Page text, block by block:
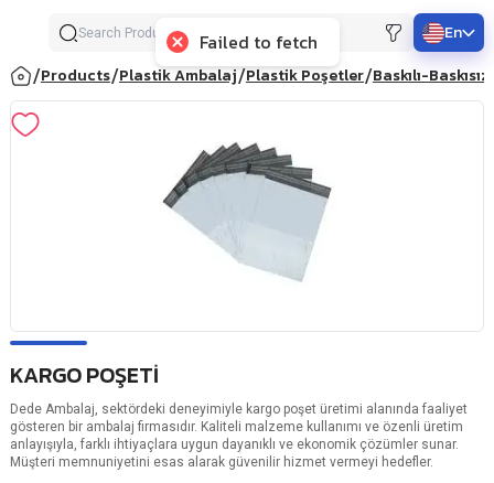
En
/Products/Plastik Ambalaj/Plastik Poşetler/Baskılı-
KARGO POŞETİ
Dede Ambalaj, sektördeki deneyimiyle kargo poşet üretimi alanında faaliyet
gösteren bir ambalaj firmasıdır. Kaliteli malzeme kullanımı ve özenli üretim
anlayışıyla, farklı ihtiyaçlara uygun dayanıklı ve ekonomik çözümler sunar.
Müşteri memnuniyetini esas alarak güvenilir hizmet vermeyi hedefler.
Failed to fetch